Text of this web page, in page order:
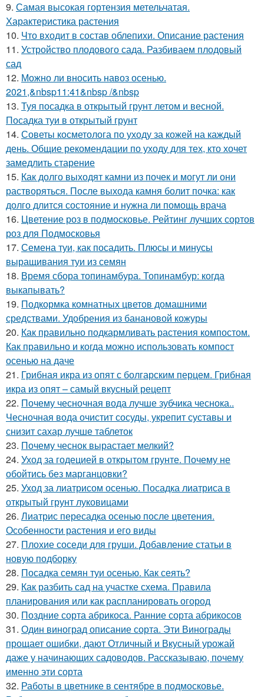
9. Самая высокая гортензия метельчатая.
Характеристика растения
10. Что входит в состав облепихи. Описание растения
11. Устройство плодового сада. Разбиваем плодовый
сад
12. Можно ли вносить навоз осенью.
2021,&nbsp11:41&nbsp /&nbsp
13. Туя посадка в открытый грунт летом и весной.
Посадка туи в открытый грунт
14. Советы косметолога по уходу за кожей на каждый
день. Общие рекомендации по уходу для тех, кто хочет
замедлить старение
15. Как долго выходят камни из почек и могут ли они
растворяться. После выхода камня болит почка: как
долго длится состояние и нужна ли помощь врача
16. Цветение роз в подмосковье. Рейтинг лучших сортов
роз для Подмосковья
17. Семена туи, как посадить. Плюсы и минусы
выращивания туи из семян
18. Время сбора топинамбура. Топинамбур: когда
выкапывать?
19. Подкормка комнатных цветов домашними
средствами. Удобрения из банановой кожуры
20. Как правильно подкармливать растения компостом.
Как правильно и когда можно использовать компост
осенью на даче
21. Грибная икра из опят с болгарским перцем. Грибная
икра из опят – самый вкусный рецепт
22. Почему чесночная вода лучше зубчика чеснока..
Чесночная вода очистит сосуды, укрепит суставы и
снизит сахар лучше таблеток
23. Почему чеснок вырастает мелкий?
24. Уход за годецией в открытом грунте. Почему не
обойтись без марганцовки?
25. Уход за лиатрисом осенью. Посадка лиатриса в
открытый грунт луковицами
26. Лиатрис пересадка осенью после цветения.
Особенности растения и его виды
27. Плохие соседи для груши. Добавление статьи в
новую подборку
28. Посадка семян туи осенью. Как сеять?
29. Как разбить сад на участке схема. Правила
планирования или как распланировать огород
30. Поздние сорта абрикоса. Ранние сорта абрикосов
31. Один виноград описание сорта. Эти Винограды
прощает ошибки, дают Отличный и Вкусный урожай
даже у начинающих садоводов. Рассказываю, почему
именно эти сорта
32. Работы в цветнике в сентябре в подмосковье.